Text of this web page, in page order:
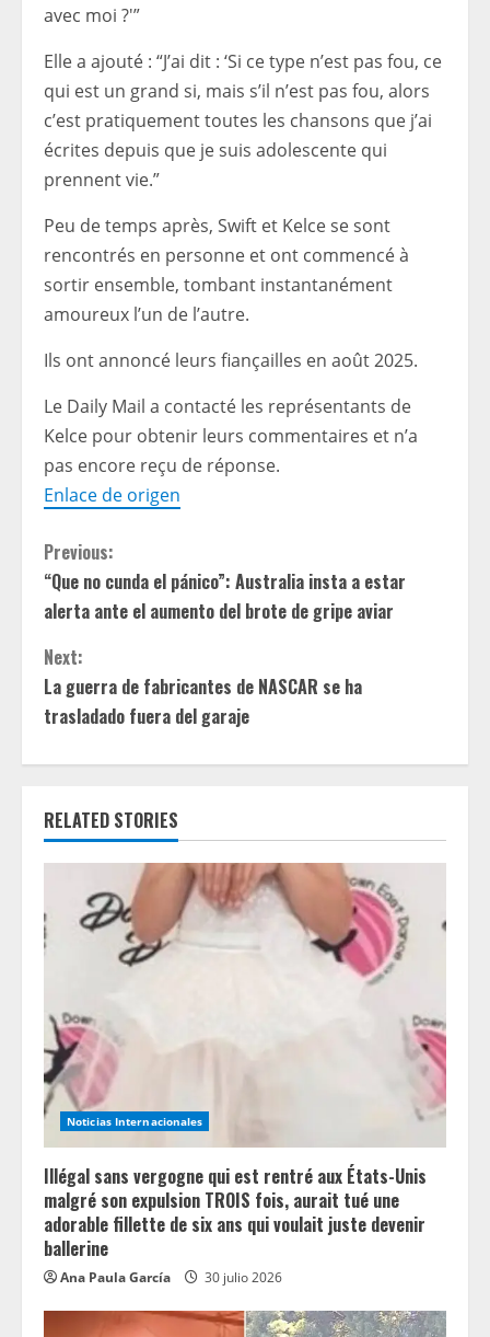
avec moi ?'”
Elle a ajouté : “J’ai dit : ‘Si ce type n’est pas fou, ce
qui est un grand si, mais s’il n’est pas fou, alors
c’est pratiquement toutes les chansons que j’ai
écrites depuis que je suis adolescente qui
prennent vie.”
Peu de temps après, Swift et Kelce se sont
rencontrés en personne et ont commencé à
sortir ensemble, tombant instantanément
amoureux l’un de l’autre.
Ils ont annoncé leurs fiançailles en août 2025.
Le Daily Mail a contacté les représentants de
Kelce pour obtenir leurs commentaires et n’a
pas encore reçu de réponse.
Enlace de origen
C
o
n
t
u
R
a
d
i
n
g
Previous:
“Que no cunda el pánico”: Australia insta a estar
alerta ante el aumento del brote de gripe aviar
Next:
La guerra de fabricantes de NASCAR se ha
trasladado fuera del garaje
RELATED STORIES
Noticias Internacionales
Illégal sans vergogne qui est rentré aux États-Unis
malgré son expulsion TROIS fois, aurait tué une
adorable fillette de six ans qui voulait juste devenir
ballerine
Ana Paula García 30 julio 2026